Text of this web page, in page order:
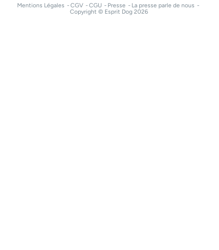
Mentions Légales CGV CGU Presse
La presse parle de nous
Copyright © Esprit Dog 2026